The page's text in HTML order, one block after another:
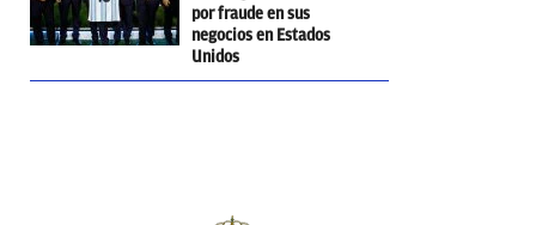
por fraude en sus
negocios en Estados
Unidos